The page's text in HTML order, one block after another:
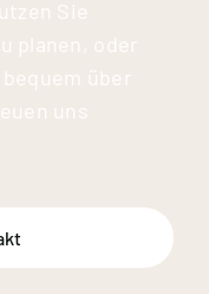
Sie
planen, oder
über
uns